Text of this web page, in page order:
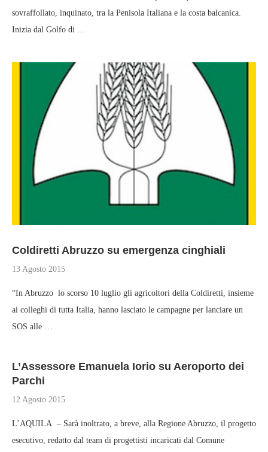
sovraffollato, inquinato, tra la Penisola Italiana e la costa balcanica.
Inizia dal Golfo di …
Coldiretti Abruzzo su emergenza cinghiali
13 Agosto 2015
“In Abruzzo lo scorso 10 luglio gli agricoltori della Coldiretti, insieme
ai colleghi di tutta Italia, hanno lasciato le campagne per lanciare un
SOS alle …
L’Assessore Emanuela Iorio su Aeroporto dei
Parchi
12 Agosto 2015
L’AQUILA – Sarà inoltrato, a breve, alla Regione Abruzzo, il progetto
esecutivo, redatto dal team di progettisti incaricati dal Comune